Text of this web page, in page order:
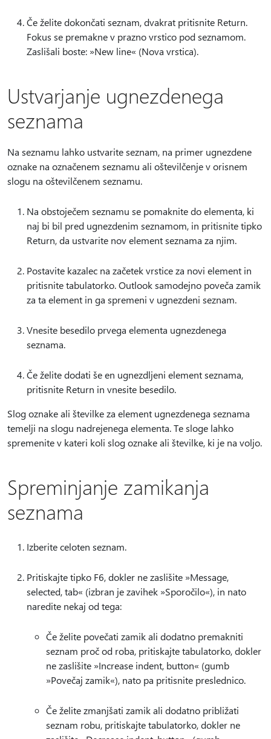
Če želite dokončati seznam, dvakrat pritisnite Return.
Fokus se premakne v prazno vrstico pod seznamom.
Zaslišali boste: »New line« (Nova vrstica).
Ustvarjanje ugnezdenega
seznama
Na seznamu lahko ustvarite seznam, na primer ugnezdene
oznake na označenem seznamu ali oštevilčenje v orisnem
slogu na oštevilčenem seznamu.
Na obstoječem seznamu se pomaknite do elementa, ki
naj bi bil pred ugnezdenim seznamom, in pritisnite tipko
Return, da ustvarite nov element seznama za njim.
Postavite kazalec na začetek vrstice za novi element in
pritisnite tabulatorko. Outlook samodejno poveča zamik
za ta element in ga spremeni v ugnezdeni seznam.
Vnesite besedilo prvega elementa ugnezdenega
seznama.
Če želite dodati še en ugnezdljeni element seznama,
pritisnite Return in vnesite besedilo.
Slog oznake ali številke za element ugnezdenega seznama
temelji na slogu nadrejenega elementa. Te sloge lahko
spremenite v kateri koli slog oznake ali številke, ki je na voljo.
Spreminjanje zamikanja
seznama
Izberite celoten seznam.
Pritiskajte tipko F6, dokler ne zaslišite »Message,
selected, tab« (izbran je zavihek »Sporočilo«), in nato
naredite nekaj od tega:
Če želite povečati zamik ali dodatno premakniti
seznam proč od roba, pritiskajte tabulatorko, dokler
ne zaslišite »Increase indent, button« (gumb
»Povečaj zamik«), nato pa pritisnite preslednico.
Če želite zmanjšati zamik ali dodatno približati
seznam robu, pritiskajte tabulatorko, dokler ne